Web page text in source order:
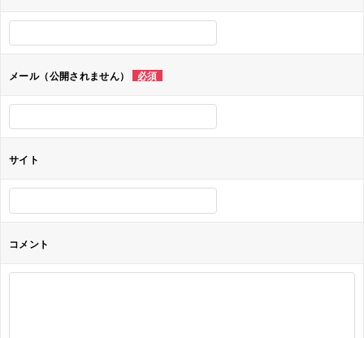
シ
ョ
ン
メール（公開されません） 必須
サイト
コメント